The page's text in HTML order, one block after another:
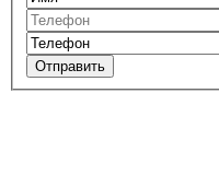
Отправить